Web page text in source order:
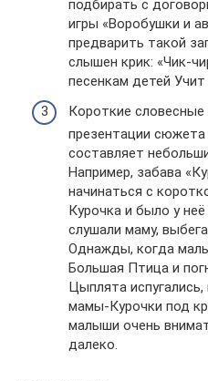
подбирать с
игры «Воробушки и
предварить такой
слышен крик: «Чик-
песенкам детей
Короткие
презентации сюжета
составляет
Например, забава
начинаться с
Курочка и было у
слушали маму,
Однажды, когда
Большая Птица и
Цыплята
мамы-Курочки под
малыши очень
далеко.